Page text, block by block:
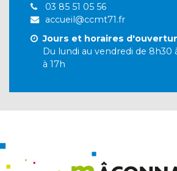
03 85 51 05 56
accueil@ccmt71.fr
Jours et horaires
Du lundi au vendredi de 8h30
à 17h